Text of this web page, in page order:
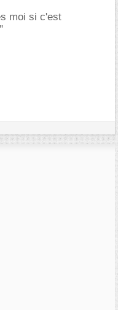
moi si c'est